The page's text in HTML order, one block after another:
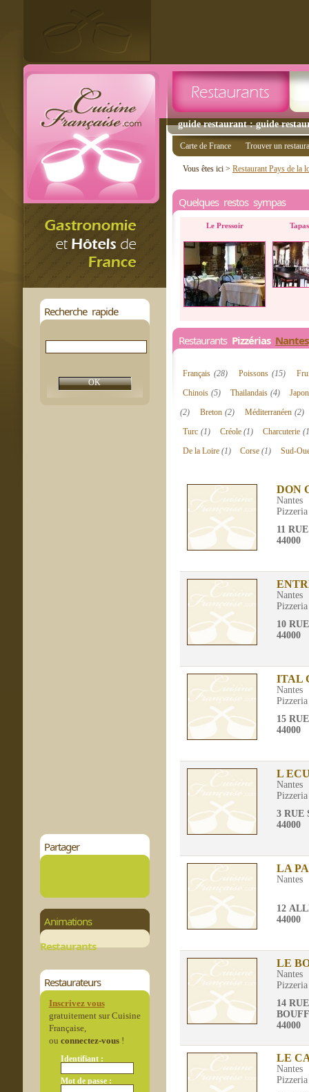
guide restaurant : guide
Recherche rapide
Partager
Animations
Restaurants
Restaurateurs
Inscrivez vous
gratuitement sur Cuisine
Française,
ou connectez-vous!
Identifiant :
Mot de passe :
Carte de France Trouver un
Vous êtes ici > Restaurant Pays de la
Quelques restos sympas
Le Pressoir
Restaurants Pizzérias Nantes
Français(28) Poissons(15)
Chinois (5) Thailandais (4)
(2)
Breton (2) Méditerranéen (2)
Turc (1) Créole(1) Charcuterie
De la Loire (1) Corse(1) Sud-
DON
Nantes
Pizzeria
11
44000
Nantes
Pizzeria
10
44000
ITAL
Nantes
Pizzeria
15
44000
L
Nantes
Pizzeria
3 RUE
44000
LA
Nantes
12
44000
LE
Nantes
Pizzeria
14
44000
LE
Nantes
Pizzeria